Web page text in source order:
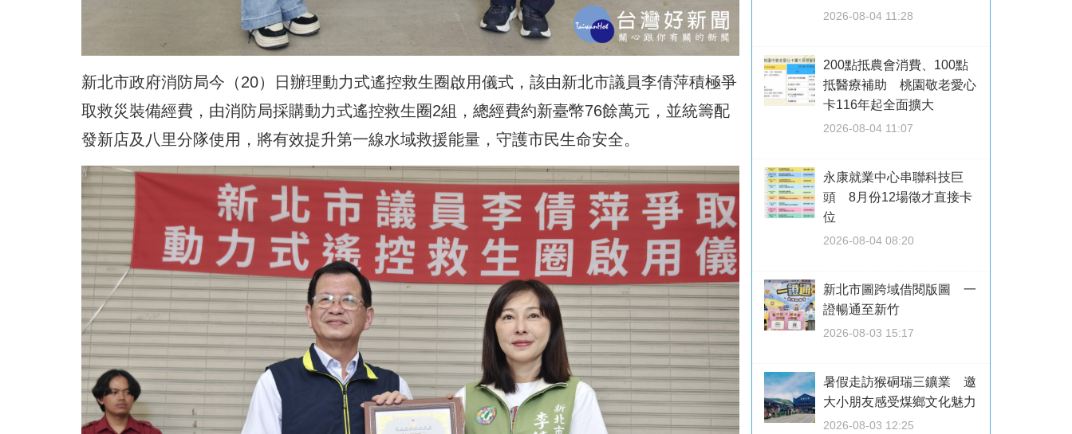
新北市政府消防局今（20）日辦理動力式遙控救生圈啟用儀式，該由新北市議員李倩萍積極爭
取救災裝備經費，由消防局採購動力式遙控救生圈2組，總經費約新臺幣76餘萬元，並統籌配
發新店及八里分隊使用，將有效提升第一線水域救援能量，守護市民生命安全。
2026-08-04 11:28
200點抵農會消費、100點
抵醫療補助 桃園敬老愛心
卡116年起全面擴大
2026-08-04 11:07
永康就業中心串聯科技巨
頭 8月份12場徵才直接卡
位
2026-08-04 08:20
新北市圖跨域借閱版圖 一
證暢通至新竹
2026-08-03 15:17
暑假走訪猴硐瑞三鑛業 邀
大小朋友感受煤鄉文化魅力
2026-08-03 12:25